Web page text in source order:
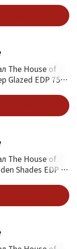
The House of
Glazed EDP 75
The House of
Shades EDP 75